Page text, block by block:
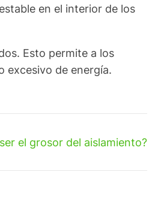
en el interior de los
Esto permite a los
excesivo de energía.
el grosor del aislamiento?